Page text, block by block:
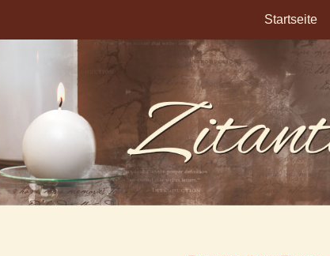
Startseite